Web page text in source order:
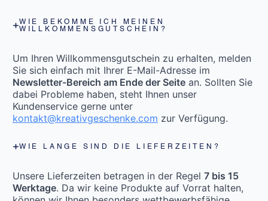
WIE BEKOMME ICH MEINEN
WILLKOMMENSGUTSCHEIN?
Um Ihren Willkommensgutschein zu erhalten, melden
Sie sich einfach mit Ihrer E-Mail-Adresse im
Newsletter-Bereich am Ende der Seite an. Sollten Sie
dabei Probleme haben, steht Ihnen unser
Kundenservice gerne unter
kontakt@kreativgeschenke.com zur Verfügung.
WIE LANGE SIND DIE LIEFERZEITEN?
Unsere Lieferzeiten betragen in der Regel 7 bis 15
Werktage. Da wir keine Produkte auf Vorrat halten,